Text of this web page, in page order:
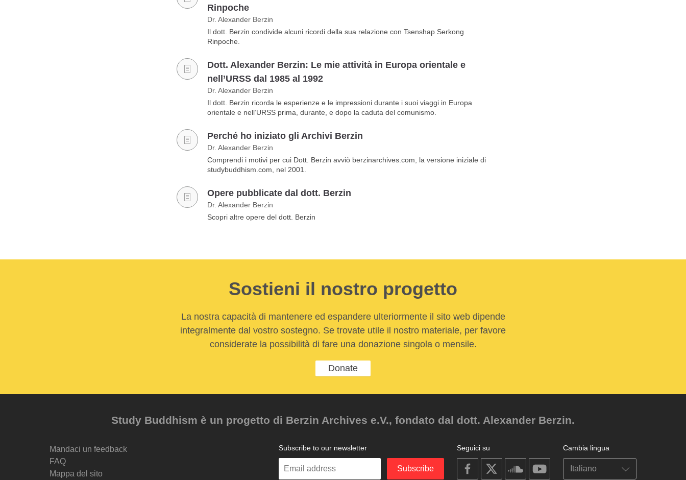
Rinpoche
Dr. Alexander Berzin
Il dott. Berzin condivide alcuni ricordi della sua relazione con Tsenshap Serkong
Rinpoche.
Dott. Alexander Berzin: Le mie attività in Europa orientale e
nell’URSS dal 1985 al 1992
Dr. Alexander Berzin
Il dott. Berzin ricorda le esperienze e le impressioni durante i suoi viaggi in Europa
orientale e nell’URSS prima, durante, e dopo la caduta del comunismo.
Perché ho iniziato gli Archivi Berzin
Dr. Alexander Berzin
Comprendi i motivi per cui Dott. Berzin avviò berzinarchives.com, la versione iniziale di
studybuddhism.com, nel 2001.
Opere pubblicate dal dott. Berzin
Dr. Alexander Berzin
Scopri altre opere del dott. Berzin
Sostieni il nostro progetto
La nostra capacità di mantenere ed espandere ulteriormente il sito web dipende
integralmente dal vostro sostegno. Se trovate utile il nostro materiale, per favore
considerate la possibilità di fare una donazione singola o mensile.
Donate
Study Buddhism è un progetto di Berzin Archives e.V., fondato dal dott. Alexander Berzin.
Mandaci un feedback
FAQ
Mappa del sito
Cambia lingua
Seguici su
on
facebook
soundcloudyoutube
Subscribe to our newsletter
Enter
Subscribe